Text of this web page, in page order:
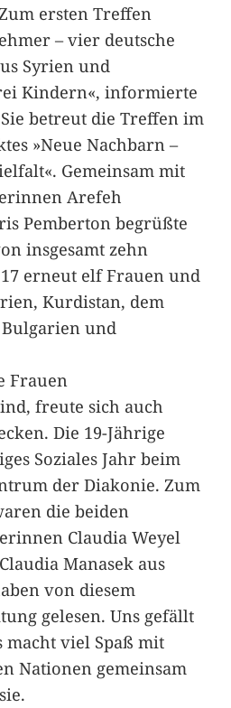
ersten Treffen
– vier deutsche
Syrien und
Kindern«, informierte
betreut die Treffen im
»Neue Nachbarn –
Gemeinsam mit
Arefeh
Pemberton begrüßte
insgesamt zehn
erneut elf Frauen und
Kurdistan, dem
und
Frauen
freute sich auch
Die 19-Jährige
Soziales Jahr beim
der Diakonie. Zum
die beiden
Claudia Weyel
Manasek aus
von diesem
gelesen. Uns gefällt
macht viel Spaß mit
Nationen gemeinsam